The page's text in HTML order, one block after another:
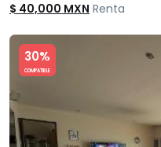
$ 40,000 MXN Renta
30%
COMPATIBLE
Slide 1 of 5